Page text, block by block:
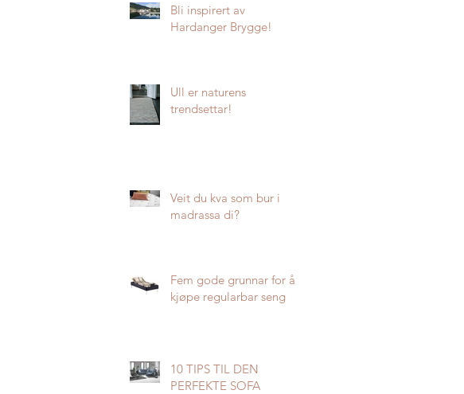
Bli inspirert av
Hardanger Brygge!
Ull er naturens
trendsettar!
Veit du kva som bur i
madrassa di?
Fem gode grunnar for å
kjøpe regularbar seng
10 TIPS TIL DEN
PERFEKTE SOFA